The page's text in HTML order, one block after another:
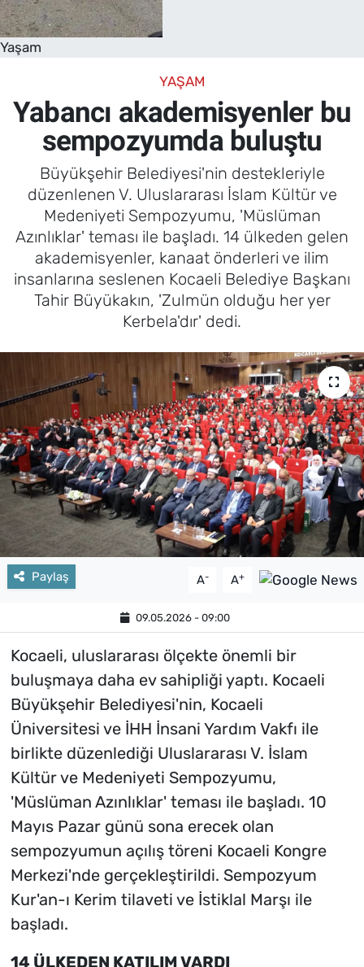
Yaşam
YAŞAM
Yabancı akademisyenler bu
sempozyumda buluştu
Büyükşehir Belediyesi'nin destekleriyle
düzenlenen V. Uluslararası İslam Kültür ve
Medeniyeti Sempozyumu, 'Müslüman
Azınlıklar' teması ile başladı. 14 ülkeden gelen
akademisyenler, kanaat önderleri ve ilim
insanlarına seslenen Kocaeli Belediye Başkanı
Tahir Büyükakın, 'Zulmün olduğu her yer
Kerbela'dır' dedi.
Paylaş A- A+
09.05.2026 - 09:00
Kocaeli, uluslararası ölçekte önemli bir
buluşmaya daha ev sahipliği yaptı. Kocaeli
Büyükşehir Belediyesi'nin, Kocaeli
Üniversitesi ve İHH İnsani Yardım Vakfı ile
birlikte düzenlediği Uluslararası V. İslam
Kültür ve Medeniyeti Sempozyumu,
'Müslüman Azınlıklar' teması ile başladı. 10
Mayıs Pazar günü sona erecek olan
sempozyumun açılış töreni Kocaeli Kongre
Merkezi'nde gerçekleştirildi. Sempozyum
Kur'an-ı Kerim tilaveti ve İstiklal Marşı ile
başladı.
14 ÜLKEDEN KATILIM VARDI